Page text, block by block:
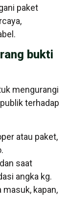
paket
bukti
mengurangi
terhadap
atau paket,
saat
angka kg.
kapan,